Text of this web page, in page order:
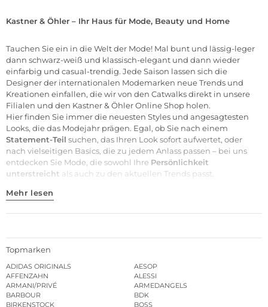
Kastner & Öhler – Ihr Haus für Mode, Beauty und Home
Tauchen Sie ein in die Welt der Mode! Mal bunt und lässig-leger
dann schwarz-weiß und klassisch-elegant und dann wieder
einfarbig und casual-trendig. Jede Saison lassen sich die
Designer der internationalen Modemarken neue Trends und
Kreationen einfallen, die wir von den Catwalks direkt in unsere
Filialen und den Kastner & Öhler Online Shop holen.
Hier finden Sie immer die neuesten Styles und angesagtesten
Looks, die das Modejahr prägen. Egal, ob Sie nach einem
Statement-Teil suchen, das Ihren Look sofort aufwertet, oder
nach vielseitigen Basics, die zu jedem Anlass passen – bei uns
entdecken Sie Mode, die sowohl Ihre Persönlichkeit
unterstreicht als auch zu den aktuellen Trends passt.
Mehr lesen
Topmarken
ADIDAS ORIGINALS
AESOP
AFFENZAHN
ALESSI
ARMANI/PRIVÉ
ARMEDANGELS
BARBOUR
BDK
BIRKENSTOCK
BOSS